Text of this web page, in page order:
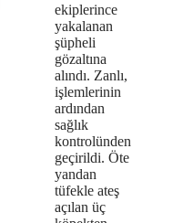
ekiplerince
yakalanan
şüpheli
gözaltına
alındı. Zanlı,
işlemlerinin
ardından
sağlık
kontrolünden
geçirildi. Öte
yandan
tüfekle ateş
açılan üç